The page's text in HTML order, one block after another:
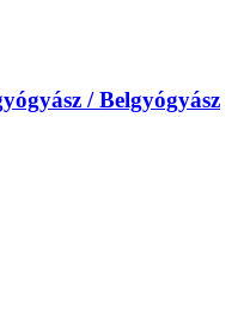
/ Belgyógyász